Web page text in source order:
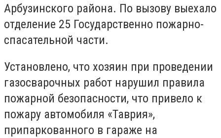
Арбузинского района. По вызову выехало
отделение 25 Государственно пожарно-
спасательной части.
Установлено, что хозяин при проведении
газосварочных работ нарушил правила
пожарной безопасности, что привело к
пожару автомобиля «Таврия»,
припаркованного в гараже на